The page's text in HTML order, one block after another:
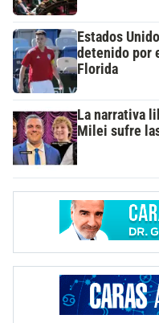
Estados
detenido por
Florida
La narrativa
Milei sufre